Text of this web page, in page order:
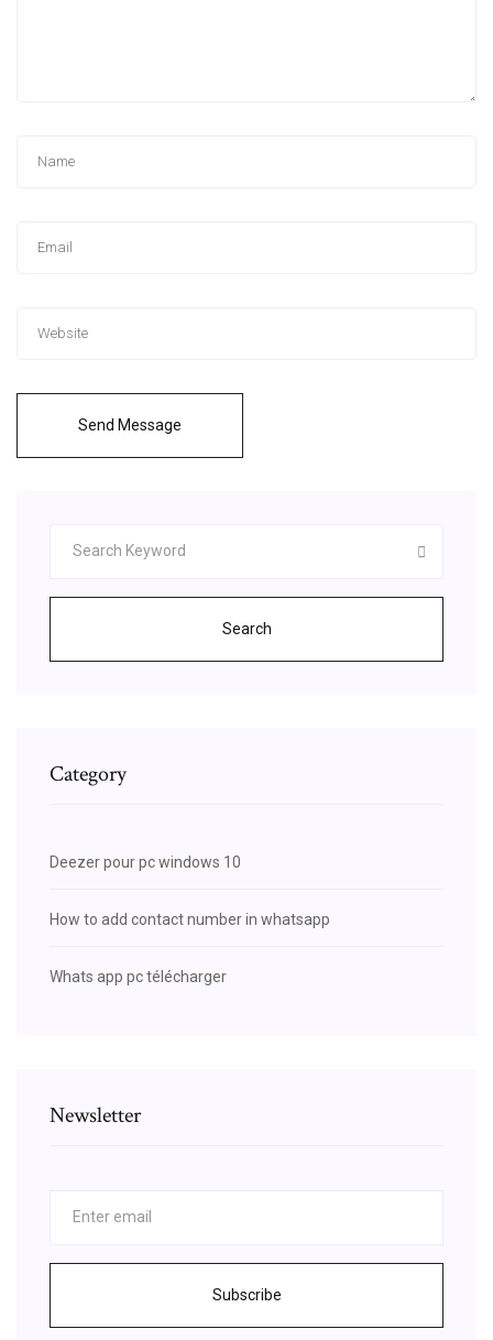
Send Message
Search
Category
Deezer pour pc windows 10
How to add contact number in whatsapp
Whats app pc télécharger
Newsletter
Subscribe